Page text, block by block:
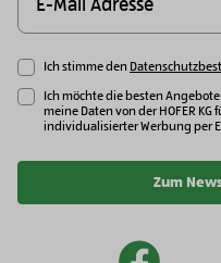
Ich stimme den
Ich möchte die besten
meine Daten von der HOFER
individualisierter Werbung per
Zum